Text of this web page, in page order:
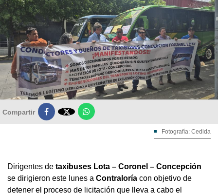
Compartir 
Fotografía: Cedida
Dirigentes de taxibuses Lota – Coronel – Concepción
se dirigieron este lunes a Contraloría con objetivo de
detener el proceso de licitación que lleva a cabo el